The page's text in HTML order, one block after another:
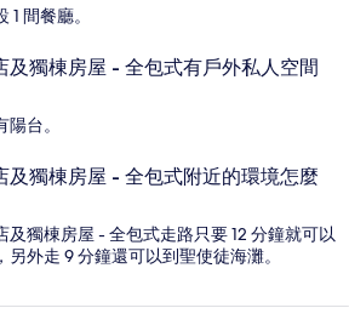
間餐廳。
及獨棟房屋 - 全包式有戶外私人空間
台。
及獨棟房屋 - 全包式附近的環境怎麼
及獨棟房屋 - 全包式走路只要 12 分鐘就可以
外走 9 分鐘還可以到聖使徒海灘。